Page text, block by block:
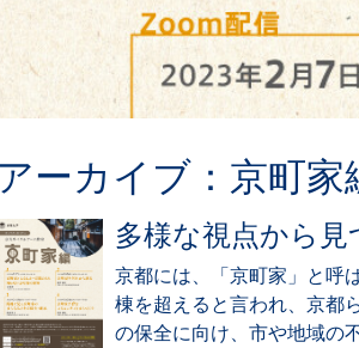
アーカイブ：京町家
多様な視点から
京都には、「京町家」と呼
棟を超えると言われ、京都
の保全に向け、市や地域の